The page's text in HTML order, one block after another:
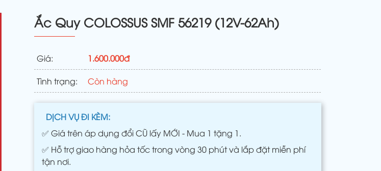
Ắc Quy COLOSSUS SMF 56219 (12V-62Ah)
Giá: 1.600.000đ
Tình trạng: Còn hàng
DỊCH VỤ ĐI KÈM:
✅Giá trên áp dụng đổi CŨ lấy MỚI - Mua 1 tặng 1.
✅ Hỗ trợ giao hàng hỏa tốc trong vòng 30 phút và lắp đặt miễn phí
tận nơi.